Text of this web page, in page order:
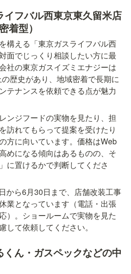
フバル西東京東久留米店
着型）
構える「東京ガスライフバル西
面でじっくり相談したい方に最
社の東京ガスイズミエナジーは
歴史があり、地域密着で長期に
テナンスを依頼できる点が魅力
ンジフードの実物を見たり、担
訪れてもらって提案を受けたり
方に向いています。価格はWeb
めになる傾向はあるものの、そ
に置けるかで判断してくださ
から6月30日まで、店舗改装工事
業となっています（電話・出張
）。ショールームで実物を見た
して依頼してください。
ん・ガスペックなどの中